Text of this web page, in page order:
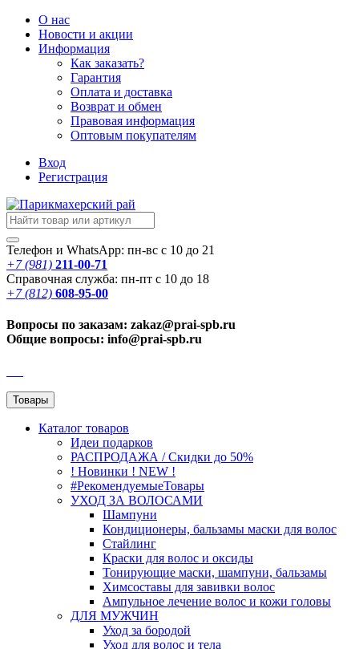
О нас
Новости и акции
Информация
Как заказать?
Гарантия
Оплата и доставка
Возврат и обмен
Правовая информация
Оптовым покупателям
Вход
Регистрация
Телефон и WhatsApp: пн-вс с 10 до 21
+7 (981) 211-00-71
Справочная служба: пн-пт с 10 до 18
+7 (812) 608-95-00
Вопросы по заказам: zakaz@prai-spb.ru
Общие вопросы: info@prai-spb.ru
Товары
Каталог товаров
Идеи подарков
РАСПРОДАЖА / Скидки до 50%
! Новинки ! NEW !
#РекомендуемыеТовары
УХОД ЗА ВОЛОСАМИ
Шампуни
Кондиционеры, бальзамы маски для волос
Стайлинг
Краски для волос и оксиды
Тонирующие маски, шампуни, бальзамы
Химсоставы для завивки волос
Ампульное лечение волос и кожи головы
ДЛЯ МУЖЧИН
Уход за бородой
Уход для волос и тела